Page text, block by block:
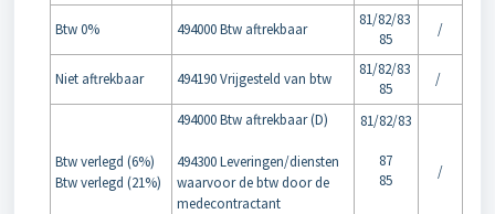
Btw 0% 494000 Btw aftrekbaar
81/82/83
85
/
Niet aftrekbaar 494190 Vrijgesteld van btw
81/82/83
85
/
Btw verlegd (6%)
Btw verlegd (21%)
494000 Btw aftrekbaar (D)
494300 Leveringen/diensten
waarvoor de btw door de
medecontractant
81/82/83
87
85
/